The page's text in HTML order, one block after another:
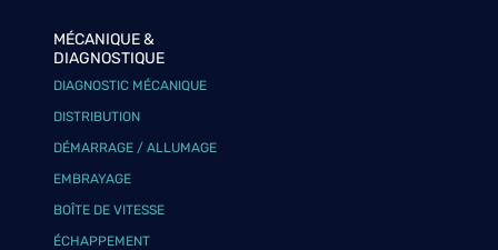
MÉCANIQUE &
DIAGNOSTIQUE
DIAGNOSTIC MÉCANIQUE
DISTRIBUTION
DÉMARRAGE / ALLUMAGE
EMBRAYAGE
BOÎTE DE VITESSE
ÉCHAPPEMENT